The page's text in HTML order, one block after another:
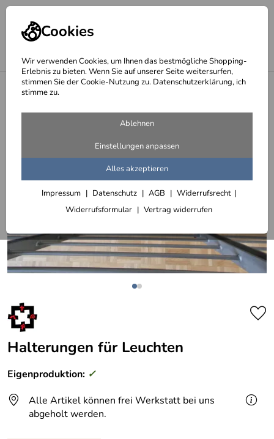
Cookies
Wir verwenden Cookies, um Ihnen das bestmögliche Shopping-
Erlebnis zu bieten. Wenn Sie auf unserer Seite weitersurfen,
stimmen Sie der Cookie-Nutzung zu. Datenschutzerklärung, ich
stimme zu.
Ablehnen
Einstellungen anpassen
Alles akzeptieren
Impressum Datenschutz AGB
Widerrufsrecht
Widerrufsformular
Vertrag widerrufen
Sonderleuchten und Einzelanfertigungen
Halterungen für Leuchten
Eigenproduktion: ✓
Alle Artikel können frei Werkstatt bei uns
abgeholt werden.